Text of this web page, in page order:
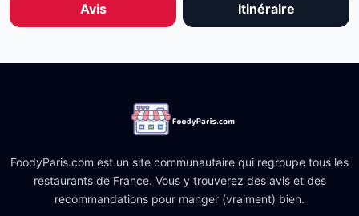
Avis Itinéraire
FoodyParis.com est un site communautaire qui regroupe tous les
restaurants de France. Vous y trouverez des avis et des
recommandations pour manger (vraiment) bien.